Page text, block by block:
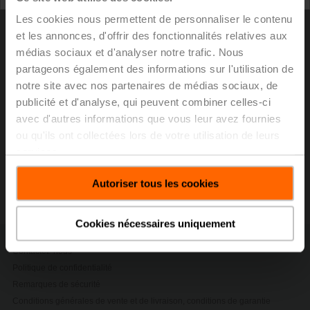
Les cookies nous permettent de personnaliser le contenu
et les annonces, d'offrir des fonctionnalités relatives aux
médias sociaux et d'analyser notre trafic. Nous
partageons également des informations sur l'utilisation de
notre site avec nos partenaires de médias sociaux, de
publicité et d'analyse, qui peuvent combiner celles-ci
avec d'autres informations que vous leur avez fournies
ou qu'ils ont collectées lors de votre utilisation de leurs
Autoriser tous les cookies
Cookies nécessaires uniquement
percent and 11.9 percent respectively in local
currencies.
On top of recording excellent sales growth, Belimo
celebrates the shipment of its 100 millionth actuator in
January 2020 as yet another important milestone in the
history of the Company.
Belimo a réalisé un excellent rendement
(pdf - 30 Ko)
Contactez-nous